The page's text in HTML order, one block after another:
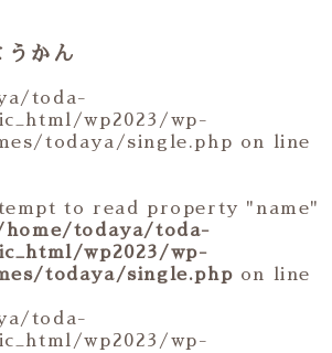
うかん
toda-
wp2023/wp-
todaya/single.php on line
to read property "name"
todaya/toda-
wp2023/wp-
todaya/single.php on line
toda-
wp2023/wp-